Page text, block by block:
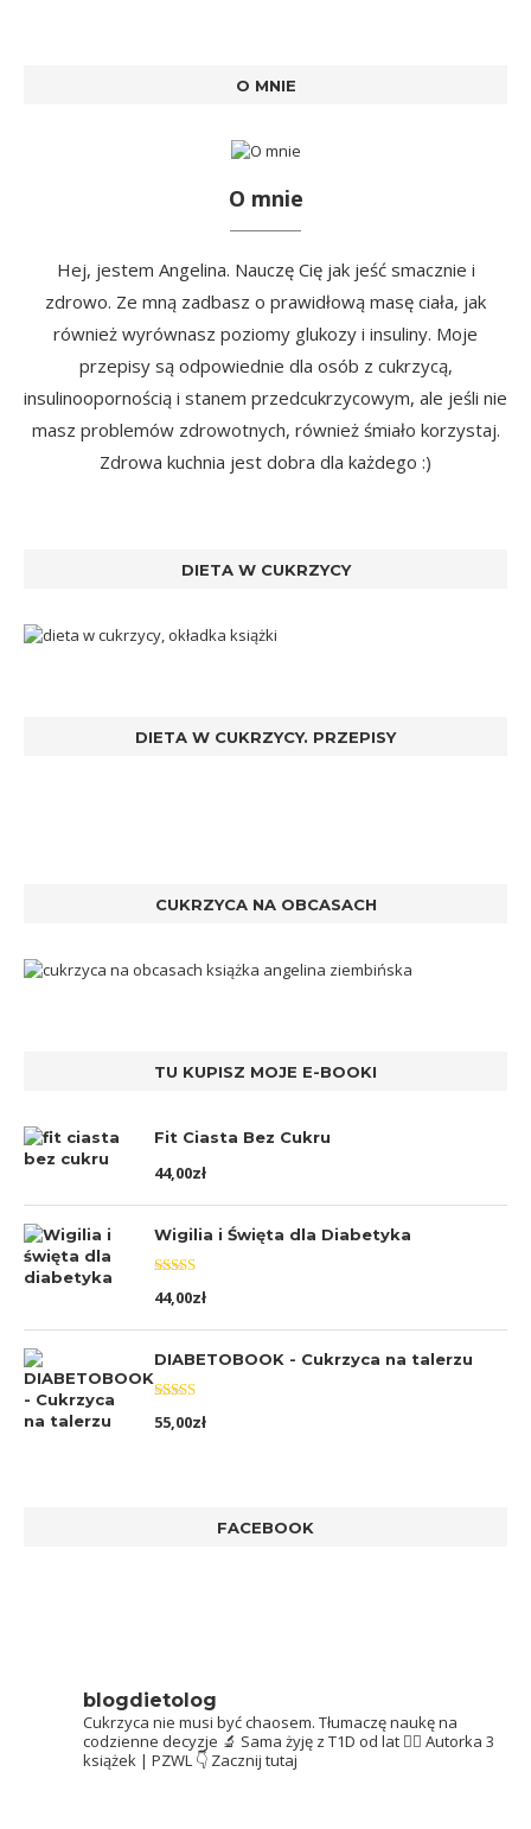
O MNIE
O mnie
Hej, jestem Angelina. Nauczę Cię jak jeść smacznie i
zdrowo. Ze mną zadbasz o prawidłową masę ciała, jak
również wyrównasz poziomy glukozy i insuliny. Moje
przepisy są odpowiednie dla osób z cukrzycą,
insulinoopornością i stanem przedcukrzycowym, ale jeśli nie
masz problemów zdrowotnych, również śmiało korzystaj.
Zdrowa kuchnia jest dobra dla każdego :)
DIETA W CUKRZYCY
DIETA W CUKRZYCY. PRZEPISY
CUKRZYCA NA OBCASACH
TU KUPISZ MOJE E-BOOKI
Fit Ciasta Bez Cukru
44,00zł
Wigilia i Święta dla Diabetyka
Oceniono
5.00na 5
44,00zł
DIABETOBOOK - Cukrzyca na talerzu
Oceniono
5.00na 5
55,00zł
FACEBOOK
blogdietolog
Cukrzyca nie musi być chaosem. Tłumaczę naukę na
codzienne decyzje 🔬 Sama żyję z T1D od lat 👩‍⚕️ Autorka 3
książek | PZWL 👇 Zacznij tutaj